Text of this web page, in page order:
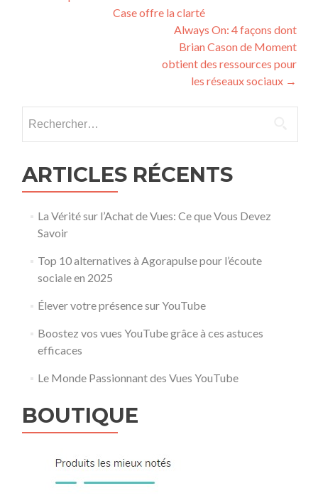
Case offre la clarté
Always On: 4 façons dont
Brian Cason de Moment
obtient des ressources pour
les réseaux sociaux →
ARTICLES RÉCENTS
La Vérité sur l’Achat de Vues: Ce que Vous Devez
Savoir
Top 10 alternatives à Agorapulse pour l’écoute
sociale en 2025
Élever votre présence sur YouTube
Boostez vos vues YouTube grâce à ces astuces
efficaces
Le Monde Passionnant des Vues YouTube
BOUTIQUE